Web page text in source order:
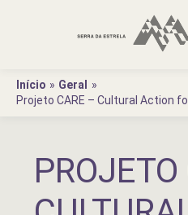
Início
Geral
Projeto CARE – Cultural Action